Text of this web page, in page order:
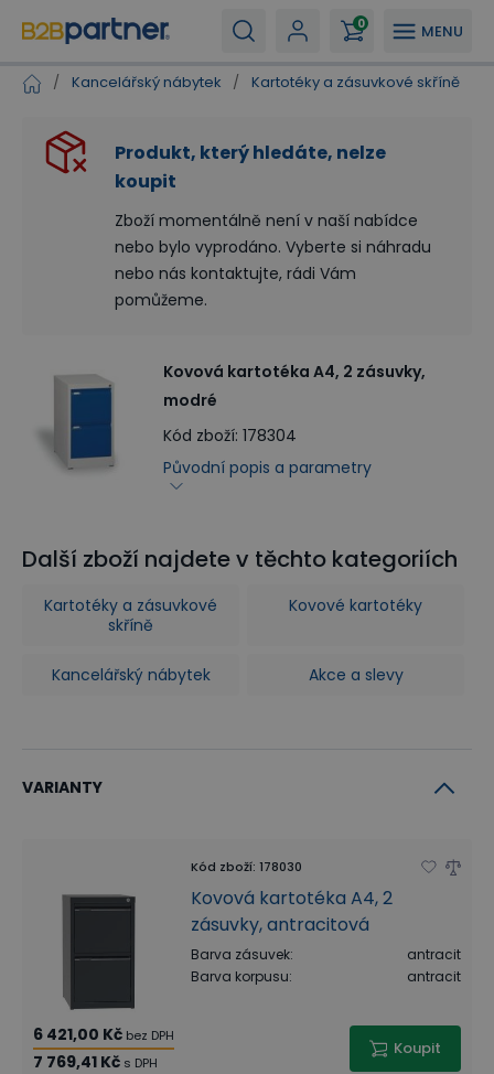
MENU
0
/ Kancelářský nábytek / Kartotéky a zásuvkové skříně
Kovová kartotéka A4, 2 zásuvky,
modré
Kód zboží: 178304
Původní popis a parametry
Produkt, který hledáte, nelze
koupit
Zboží momentálně není v naší nabídce
nebo bylo vyprodáno. Vyberte si náhradu
nebo nás kontaktujte, rádi Vám
pomůžeme.
Další zboží najdete v těchto kategoriích
Kartotéky a zásuvkové
skříně
Kovové kartotéky
Kancelářský nábytek Akce a slevy
VARIANTY
Kód zboží: 178030
Kovová kartotéka A4, 2
zásuvky, antracitová
Barva zásuvek:
antracit
Barva korpusu: antracit
6 421,00 Kč bez DPH
7 769,41 Kč s DPH
Koupit